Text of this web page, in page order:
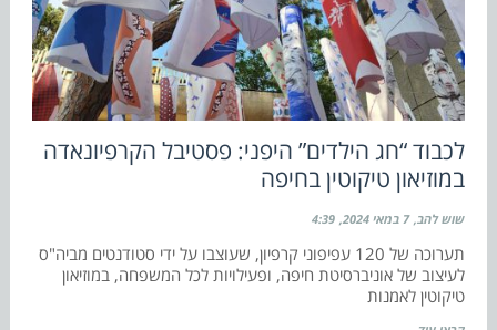
לכבוד “חג הילדים” היפני: פסטיבל הקרפיונאדה
במוזיאון טיקוטין בחיפה
שוש להב 7 במאי 2024 4:39
תערוכה של 120 עפיפוני קרפיון, שעוצבו על ידי סטודנטים מביה"ס
לעיצוב של אוניברסיטת חיפה, ופעילויות לכל המשפחה, במוזיאון
טיקוטין לאמנות